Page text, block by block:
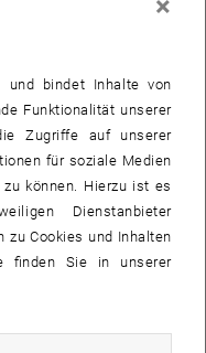
für
wichtigen
Die europäische
(European Society for
vergangene Woche in
Conference on
dieser Konferenz
Hooke Award für
der experimentellen
aus dem Bereich der
×
und bindet Inhalte von
Funktionalität unserer
Zugriffe auf unserer
für soziale Medien
können. Hierzu ist es
Dienstanbieter
zu Cookies und Inhalten
finden Sie in unserer